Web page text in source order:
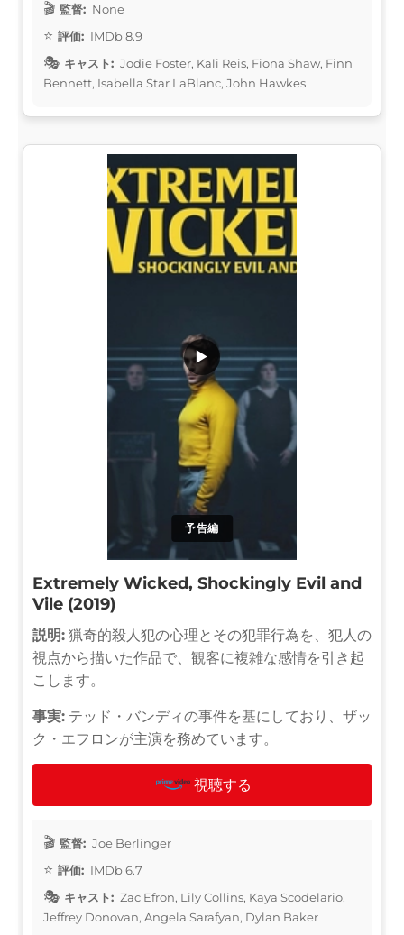
監督: None
評価: IMDb 8.9
キャスト: Jodie Foster, Kali Reis, Fiona Shaw, Finn
Bennett, Isabella Star LaBlanc, John Hawkes
予告編
▶
Extremely Wicked, Shockingly Evil and
Vile (2019)
説明: 猟奇的殺人犯の心理とその犯罪行為を、犯人の
視点から描いた作品で、観客に複雑な感情を引き起
こします。
事実: テッド・バンディの事件を基にしており、ザッ
ク・エフロンが主演を務めています。
視聴する
監督: Joe Berlinger
評価: IMDb 6.7
キャスト: Zac Efron, Lily Collins, Kaya Scodelario,
Jeffrey Donovan, Angela Sarafyan, Dylan Baker